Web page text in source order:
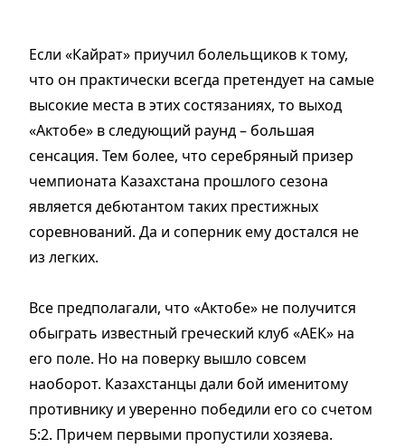
Если «Кайрат» приучил болельщиков к тому,
что он практически всегда претендует на самые
высокие места в этих состязаниях, то выход
«Актобе» в следующий раунд – большая
сенсация. Тем более, что серебряный призер
чемпионата Казахстана прошлого сезона
является дебютантом таких престижных
соревнований. Да и соперник ему достался не
из легких.
Все предполагали, что «Актобе» не получится
обыграть известный греческий клуб «АЕК» на
его поле. Но на поверку вышло совсем
наоборот. Казахстанцы дали бой именитому
противнику и уверенно победили его со счетом
5:2. Причем первыми пропустили хозяева.